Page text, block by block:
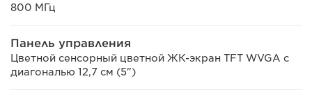
800 МГц
Панель управления
Цветной сенсорный цветной ЖК-экран TFT WVGA с
диагональю 12,7 см (5")